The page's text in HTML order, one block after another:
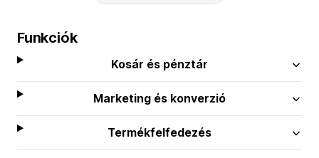
Funkciók
Kosár és pénztár
Marketing és konverzió
Termékfelfedezés